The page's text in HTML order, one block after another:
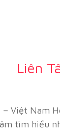
Liên
– Việt Nam
tìm hiểu